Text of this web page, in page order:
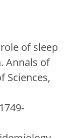
of sleep
Annals of
Sciences,